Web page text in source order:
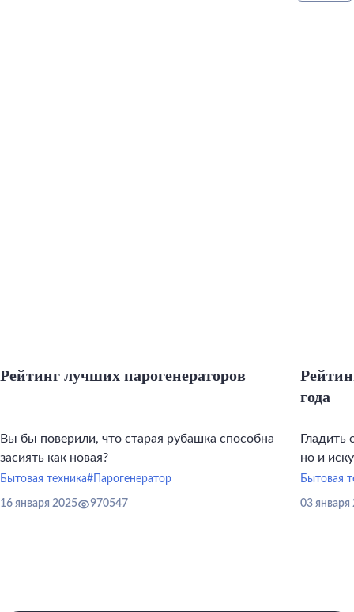
Рейтинг лучших парогенераторов
Вы бы поверили, что старая рубашка способна
засиять как новая?
Бытовая техника#Парогенератор
16 января 2025 970547
года
Гладить
но и
Бытовая
03 января